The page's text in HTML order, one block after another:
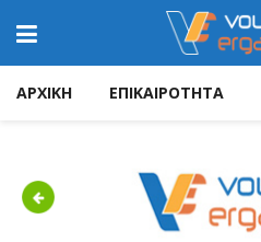
ΑΡΧΙΚΗ ΕΠΙΚΑΙΡΟΤΗΤΑ
Previous